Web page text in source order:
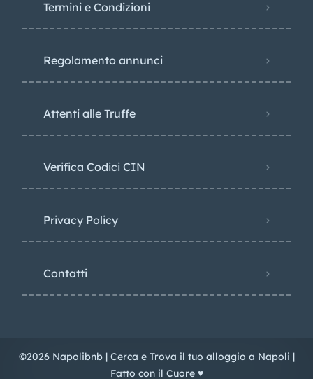
Termini e Condizioni
Regolamento annunci
Attenti alle Truffe
Verifica Codici CIN
Privacy Policy​
Contatti
©2026 Napolibnb | Cerca e Trova il tuo alloggio a Napoli |
Fatto con il Cuore ♥